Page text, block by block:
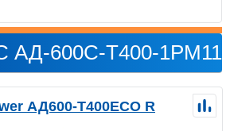
АД-600С-Т400-1РМ11
АД600-T400ECO R